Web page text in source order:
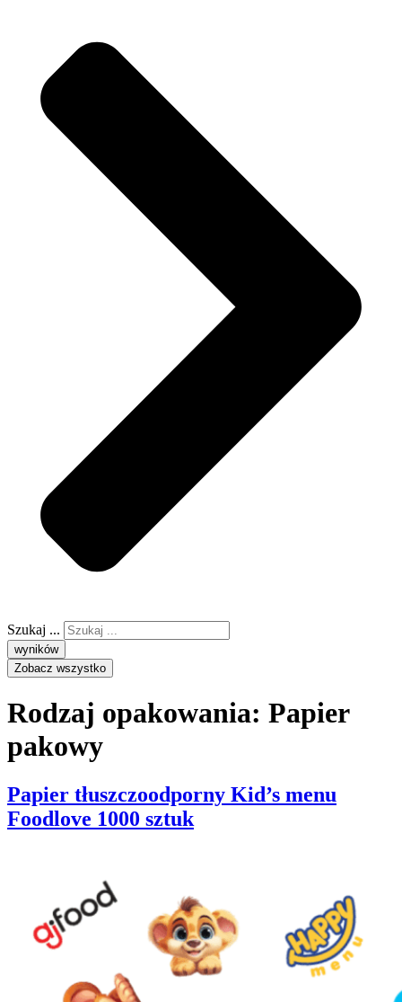
Szukaj ...
wyników
Zobacz wszystko
Rodzaj opakowania: Papier
pakowy
Papier tłuszczoodporny Kid’s menu
Foodlove 1000 sztuk